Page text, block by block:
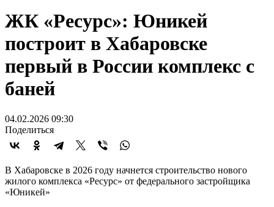
ЖК «Ресурс»: Юникей
построит в Хабаровске
первый в России комплекс с
баней
04.02.2026 09:30
Поделиться
В Хабаровске в 2026 году начнется строительство нового
жилого комплекса «Ресурс» от федерального застройщика
«Юникей»